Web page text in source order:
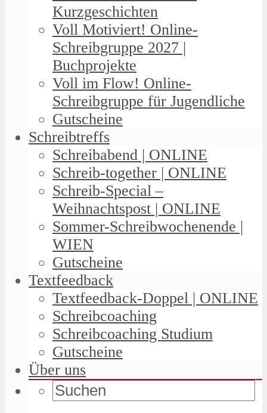
Kurzgeschichten
Voll Motiviert! Online-
Schreibgruppe 2027 |
Buchprojekte
Voll im Flow! Online-
Schreibgruppe für Jugendliche
Gutscheine
Schreibtreffs
Schreibabend | ONLINE
Schreib-together | ONLINE
Schreib-Special –
Weihnachtspost | ONLINE
Sommer-Schreibwochenende |
WIEN
Gutscheine
Textfeedback
Textfeedback-Doppel | ONLINE
Schreibcoaching
Schreibcoaching Studium
Gutscheine
Über uns